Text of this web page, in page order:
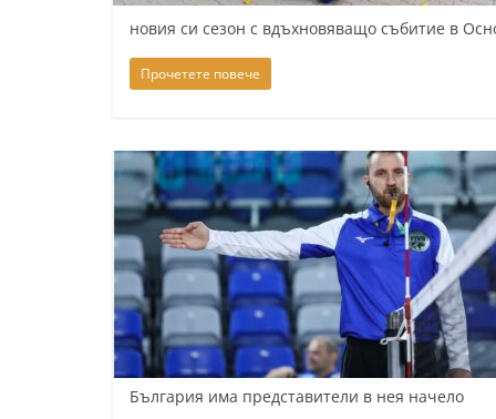
з
к
и
о
б
л
а
с
т
новия си сезон с вдъхновяващо събитие в
Прочетете повече
България има представители в нея начело